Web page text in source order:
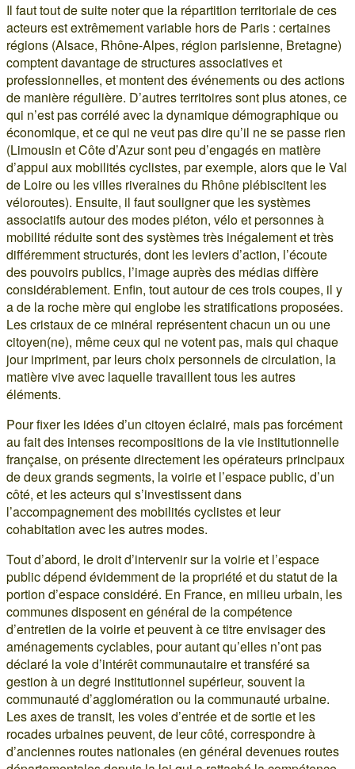
Il faut tout de suite noter que la répartition territoriale de ces
acteurs est extrêmement variable hors de Paris : certaines
régions (Alsace, Rhône-Alpes, région parisienne, Bretagne)
comptent davantage de structures associatives et
professionnelles, et montent des événements ou des actions
de manière régulière. D’autres territoires sont plus atones, ce
qui n’est pas corrélé avec la dynamique démographique ou
économique, et ce qui ne veut pas dire qu’il ne se passe rien
(Limousin et Côte d’Azur sont peu d’engagés en matière
d’appui aux mobilités cyclistes, par exemple, alors que le Val
de Loire ou les villes riveraines du Rhône plébiscitent les
véloroutes). Ensuite, il faut souligner que les systèmes
associatifs autour des modes piéton, vélo et personnes à
mobilité réduite sont des systèmes très inégalement et très
différemment structurés, dont les leviers d’action, l’écoute
des pouvoirs publics, l’image auprès des médias diffère
considérablement. Enfin, tout autour de ces trois coupes, il y
a de la roche mère qui englobe les stratifications proposées.
Les cristaux de ce minéral représentent chacun un ou une
citoyen(ne), même ceux qui ne votent pas, mais qui chaque
jour impriment, par leurs choix personnels de circulation, la
matière vive avec laquelle travaillent tous les autres
éléments.
Pour fixer les idées d’un citoyen éclairé, mais pas forcément
au fait des intenses recompositions de la vie institutionnelle
française, on présente directement les opérateurs principaux
de deux grands segments, la voirie et l’espace public, d’un
côté, et les acteurs qui s’investissent dans
l’accompagnement des mobilités cyclistes et leur
cohabitation avec les autres modes.
Tout d’abord, le droit d’intervenir sur la voirie et l’espace
public dépend évidemment de la propriété et du statut de la
portion d’espace considéré. En France, en milieu urbain, les
communes disposent en général de la compétence
d’entretien de la voirie et peuvent à ce titre envisager des
aménagements cyclables, pour autant qu’elles n’ont pas
déclaré la voie d’intérêt communautaire et transféré sa
gestion à un degré institutionnel supérieur, souvent la
communauté d’agglomération ou la communauté urbaine.
Les axes de transit, les voies d’entrée et de sortie et les
rocades urbaines peuvent, de leur côté, correspondre à
d’anciennes routes nationales (en général devenues routes